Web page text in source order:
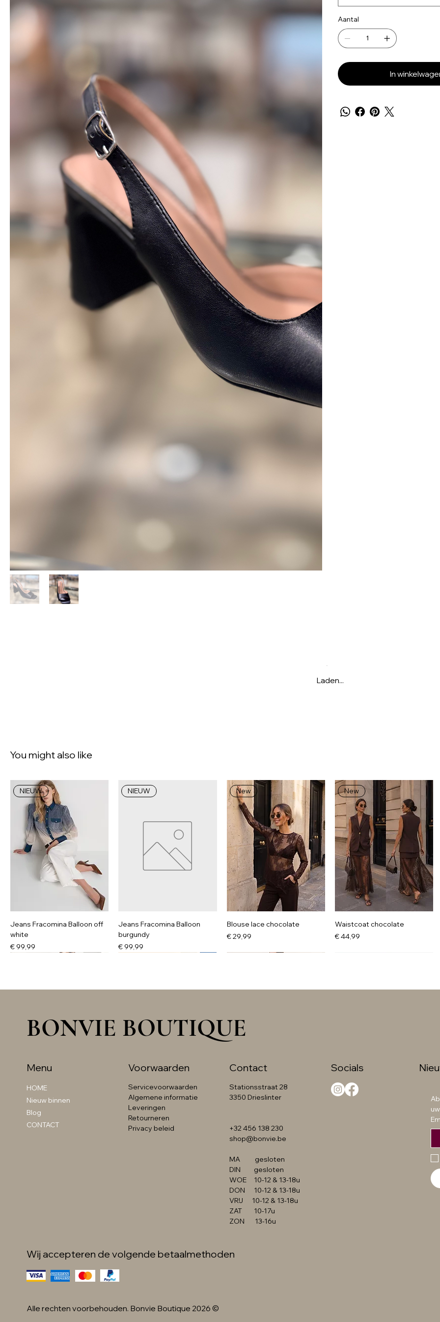
Aantal
In
Laden...
You might also like
NIEUW
Jeans Fracomina Balloon off
white
Prijs
€ 99,99
NIEUW
Jeans Fracomina Balloon
burgundy
Prijs
€ 99,99
New
Blouse lace chocolate
Prijs
€ 29,99
New
Waistcoat chocolate
Prijs
€ 44,99
Denim utility jacket
€ 89,99
Knit trui met kant beige
Prijs
€ 49,99
Knit trui met kant grijs
Cardigan beige
jurk romance chocolate
€ 59,99
Top zonder mouwen met strik
detail zwart
Prijs
€ 34,99
Maxi jurk zwart
Trenchcoat Rinasicimento
BONVIE BOUTIQUE
Menu
HOME
Nieuw binnen
Blog
CONTACT
Voorwaarden
Servicevoorwaarden
Algemene informatie
Leveringen
Retourneren
Privacy beleid
Contact
Stationsstraat 28
3350 Drieslinter
+32 456 138 230
shop@bonvie.be
MA gesloten
DIN gesloten
WOE 10-12 & 13-18u
DON 10-12 & 13-18u
VRIJ 10-12 & 13-18u
ZAT 10-17u
ZON 13-16u
Socials
Wij accepteren de volgende betaalmethoden
Alle rechten voorbehouden. Bonvie Boutique 2026 ©